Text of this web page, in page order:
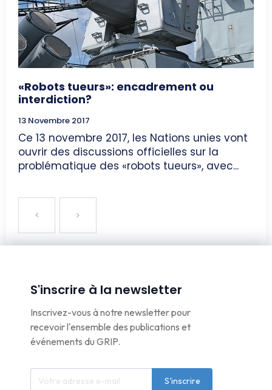
«Robots tueurs»: encadrement ou
interdiction?
13 Novembre 2017
Ce 13 novembre 2017, les Nations unies vont
ouvrir des discussions officielles sur la
problématique des «robots tueurs», avec...
S'inscrire à la newsletter
Inscrivez-vous à notre newsletter pour
recevoir l'ensemble des publications et
événements du GRIP.
S'inscrire